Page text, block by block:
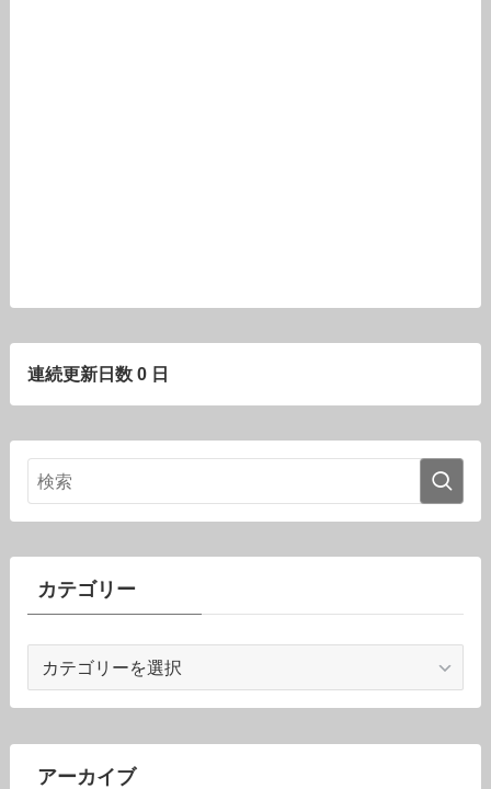
連続更新日数 0 日
カテゴリー
ゴ
ーアーカイブ